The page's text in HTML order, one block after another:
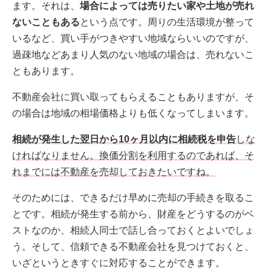
ます。それは、 場合によっては売りたい家や土地が売れ
ないこともあるという点です。周りの生活環境が整って
いるなど、買い手がつきやすい地域ならいいのですが、
過疎地などあまり人気のない地域の場合は、売れないこ
ともあります。
不動産会社に買い取ってもらえることもありますが、そ
の場合は地域の相場価格よりも低くなってしまいます。
相続が発生した翌日から10ヶ月以内に相続税を申告しな
ければなりません。換価分割を利用するのであれば、そ
れまでには不動産を売却しておきたいですね。
そのためには、できるだけ早めに売却の手続きを取るこ
とです。相続が発生する前から、財産をどうするのがベ
ストなのか、相続人同士で話し合っておくとよいでしょ
う。そして、信頼できる不動産会社を見つけておくと、
いざというときすぐに対応することができます。